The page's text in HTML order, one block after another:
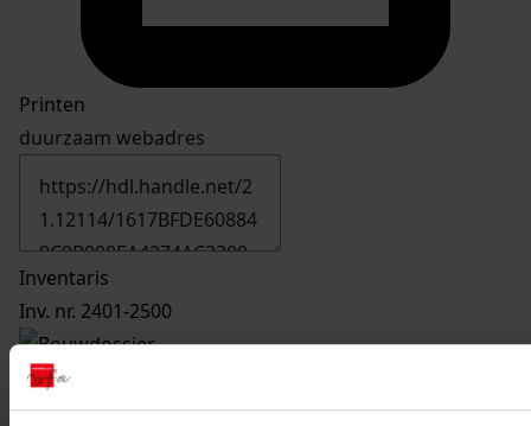
Printen
duurzaam webadres
Inventaris
Inv. nr. 2401-2500
2482Plaatsen van een dakkapel, 1993-1994
Datering: